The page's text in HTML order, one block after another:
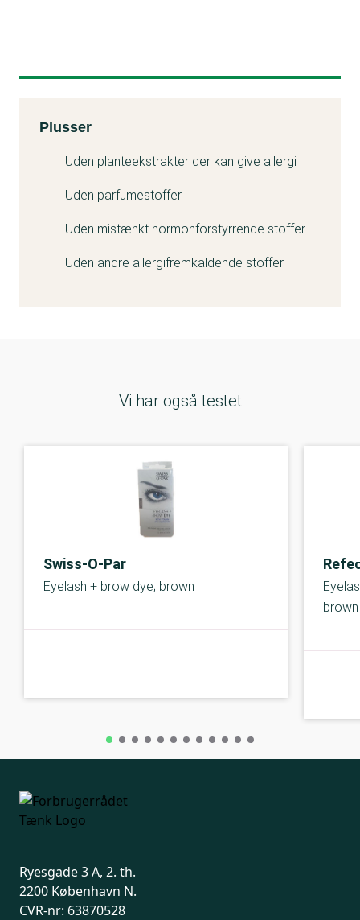
Kemitest
Plusser
Uden planteekstrakter der kan give allergi
Uden parfumestoffer
Uden mistænkt hormonforstyrrende stoffer
Uden andre allergifremkaldende stoffer
Vi har også testet
Swiss-O-Par
Eyelash + brow dye; brown
brown
B-kolbe
Ryesgade 3 A, 2. th.
2200 København N.
CVR-nr: 63870528